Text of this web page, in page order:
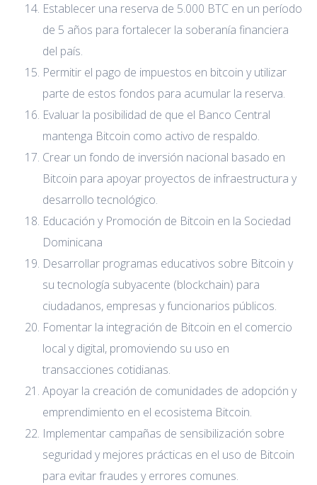
Establecer una reserva de 5.000 BTC en un período
de 5 años para fortalecer la soberanía financiera
del país.
Permitir el pago de impuestos en bitcoin y utilizar
parte de estos fondos para acumular la reserva.
Evaluar la posibilidad de que el Banco Central
mantenga Bitcoin como activo de respaldo.
Crear un fondo de inversión nacional basado en
Bitcoin para apoyar proyectos de infraestructura y
desarrollo tecnológico.
Educación y Promoción de Bitcoin en la Sociedad
Dominicana
Desarrollar programas educativos sobre Bitcoin y
su tecnología subyacente (blockchain) para
ciudadanos, empresas y funcionarios públicos.
Fomentar la integración de Bitcoin en el comercio
local y digital, promoviendo su uso en
transacciones cotidianas.
Apoyar la creación de comunidades de adopción y
emprendimiento en el ecosistema Bitcoin.
Implementar campañas de sensibilización sobre
seguridad y mejores prácticas en el uso de Bitcoin
para evitar fraudes y errores comunes.